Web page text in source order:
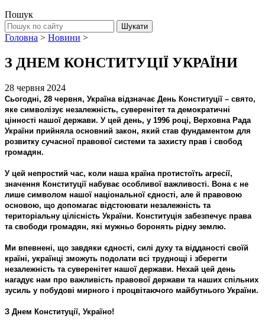
Пошук
Головна > Новини >
З ДНЕМ КОНСТИТУЦІЇ УКРАЇНИ
28 червня 2024
Сьогодні, 28 червня, Україна відзначає День Конституції – свято,
яке символізує незалежність, суверенітет та демократичні
цінності нашої держави. У цей день, у 1996 році, Верховна Рада
України прийняла основний закон, який став фундаментом для
розвитку сучасної правової системи та захисту прав і свобод
громадян.
У цей непростий час, коли наша країна протистоїть агресії,
значення Конституції набуває особливої важливості. Вона є не
лише символом нашої національної єдності, але й правовою
основою, що допомагає відстоювати незалежність та
територіальну цілісність України. Конституція забезпечує права
та свободи громадян, які мужньо боронять рідну землю.
Ми впевнені, що завдяки єдності, силі духу та відданості своїй
країні, українці зможуть подолати всі труднощі і зберегти
незалежність та суверенітет нашої держави. Нехай цей день
нагадує нам про важливість правової держави та наших спільних
зусиль у побудові мирного і процвітаючого майбутнього України.
З Днем Конституції, Україно!